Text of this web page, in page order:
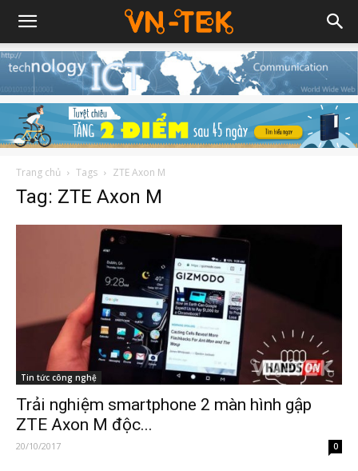
Trang chủ Tags ZTE Axon M
Tag: ZTE Axon M
Tin tức công nghệ
Trải nghiệm smartphone 2 màn hình gập
ZTE Axon M độc...
20/10/2017 0